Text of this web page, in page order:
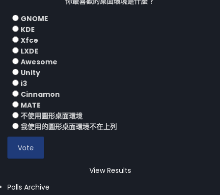
GNOME
KDE
Xfce
LXDE
Awesome
Unity
i3
Cinnamon
MATE
不使用圖形桌面環境
我使用的圖形桌面環境不在上列
View Results
Polls Archive